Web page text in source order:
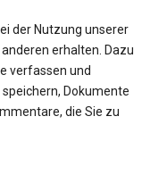
der Nutzung unserer
erhalten. Dazu
verfassen und
Dokumente
die Sie zu